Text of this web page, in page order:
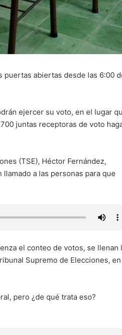
puertas abiertas desde las 6:00
ejercer su voto, en el lugar
juntas receptoras de voto
(TSE), Héctor Fernández,
a las personas para que
el conteo de votos, se llenan
Supremo de Elecciones, en
pero ¿de qué trata eso?